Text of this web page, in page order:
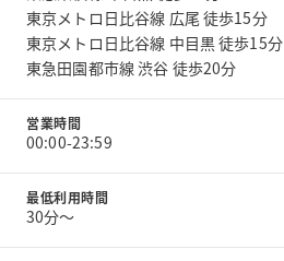
東京メトロ日比谷線 広尾 徒歩15分
東京メトロ日比谷線 中目黒 徒歩15分
東急田園都市線 渋谷 徒歩20分
営業時間
00:00-23:59
最低利用時間
30分〜